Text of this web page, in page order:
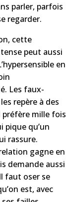
parler, parfois
regarder.
cette
peut aussi
en
Les faux-
repère à des
mille fois
pique qu’un
rassure.
gagne en
demande aussi
faut oser se
est, avec